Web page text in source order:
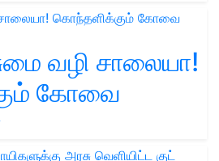
வழி சாலையா!
கோவை